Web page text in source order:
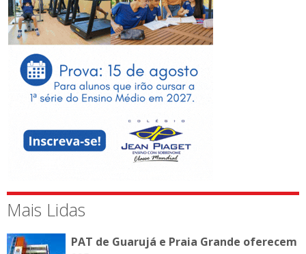
Mais Lidas
PAT de Guarujá e Praia Grande oferecem